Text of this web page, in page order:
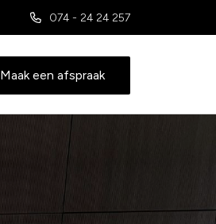
074 - 24 24 257
Maak een afspraak